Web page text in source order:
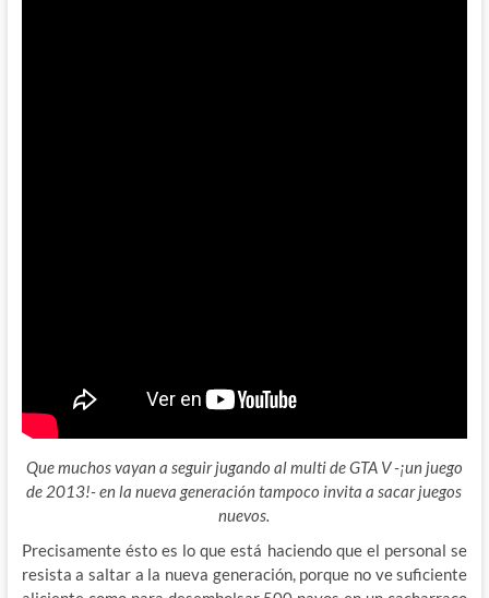
Que muchos vayan a seguir jugando al multi de GTA V -¡un juego
de 2013!- en la nueva generación tampoco invita a sacar juegos
nuevos.
Precisamente ésto es lo que está haciendo que el personal se
resista a saltar a la nueva generación, porque no ve suficiente